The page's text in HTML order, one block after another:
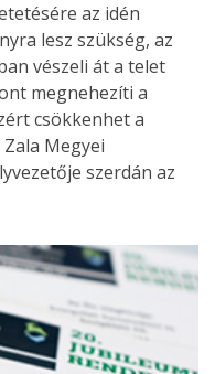
az idén
lesz szükség, az
vészeli át a telet
megnehezíti a
csökkenhet a
Megyei
szerdán az